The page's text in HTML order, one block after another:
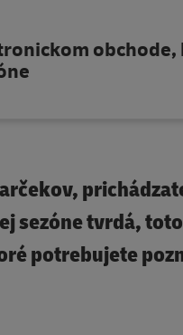
sezóne tvrdá,
potrebujete